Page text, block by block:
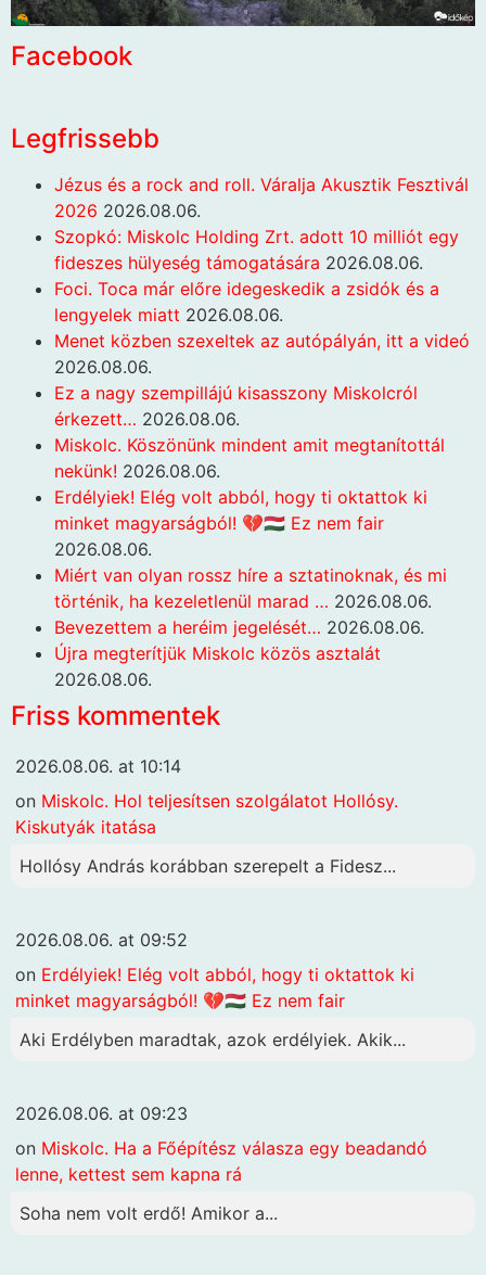
Facebook
Legfrissebb
Jézus és a rock and roll. Váralja Akusztik Fesztivál
2026 2026.08.06.
Szopkó: Miskolc Holding Zrt. adott 10 milliót egy
fideszes hülyeség támogatására 2026.08.06.
Foci. Toca már előre idegeskedik a zsidók és a
lengyelek miatt 2026.08.06.
Menet közben szexeltek az autópályán, itt a videó
2026.08.06.
Ez a nagy szempillájú kisasszony Miskolcról
érkezett… 2026.08.06.
Miskolc. Köszönünk mindent amit megtanítottál
nekünk! 2026.08.06.
Erdélyiek! Elég volt abból, hogy ti oktattok ki
minket magyarságból! 💔🇭🇺 Ez nem fair
2026.08.06.
Miért van olyan rossz híre a sztatinoknak, és mi
történik, ha kezeletlenül marad … 2026.08.06.
Bevezettem a heréim jegelését… 2026.08.06.
Újra megterítjük Miskolc közös asztalát
2026.08.06.
Friss kommentek
2026.08.06. at 10:14
on Miskolc. Hol teljesítsen szolgálatot Hollósy.
Kiskutyák itatása
Hollósy András korábban szerepelt a Fidesz...
2026.08.06. at 09:52
on Erdélyiek! Elég volt abból, hogy ti oktattok ki
minket magyarságból! 💔🇭🇺 Ez nem fair
Aki Erdélyben maradtak, azok erdélyiek. Akik...
2026.08.06. at 09:23
on Miskolc. Ha a Főépítész válasza egy beadandó
lenne, kettest sem kapna rá
Soha nem volt erdő! Amikor a...